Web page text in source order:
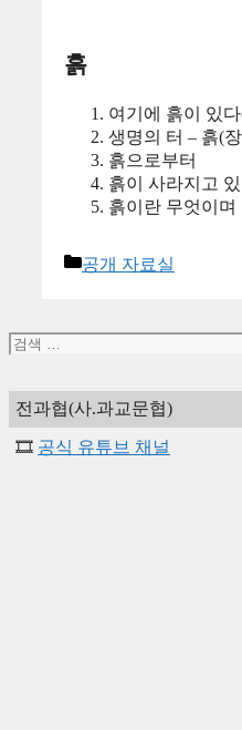
흙
여기에 흙이 있
생명의 터 – 흙(
흙으로부터
흙이 사라지고
흙이란 무엇이며
카
리
공개 자료실
검
전과협(사.과교문협)
🎞️ 공식 유튜브 채널